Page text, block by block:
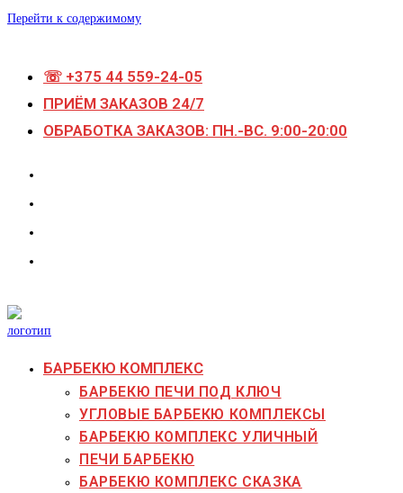
Перейти к содержимому
☏ +375 44 559-24-05
ПРИЁМ ЗАКАЗОВ 24/7
ОБРАБОТКА ЗАКАЗОВ: ПН.-ВС. 9:00-20:00
БАРБЕКЮ КОМПЛЕКС
БАРБЕКЮ ПЕЧИ ПОД КЛЮЧ
УГЛОВЫЕ БАРБЕКЮ КОМПЛЕКСЫ
БАРБЕКЮ КОМПЛЕКС УЛИЧНЫЙ
ПЕЧИ БАРБЕКЮ
БАРБЕКЮ КОМПЛЕКС СКАЗКА